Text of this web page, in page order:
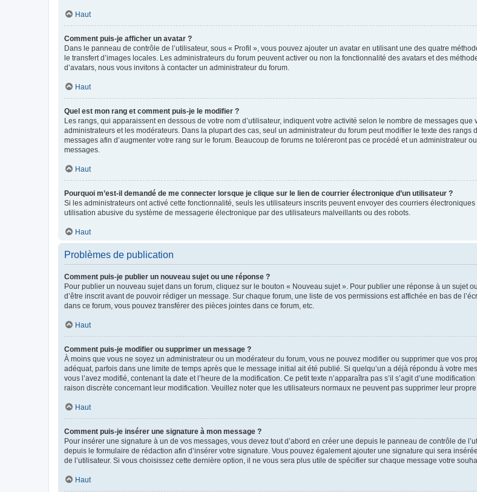
Haut
Comment puis-je afficher un avatar ?
Dans le panneau de contrôle de l’utilisateur, sous « Profil », vous pouvez ajouter un avatar en utilisant une des quatre
le transfert d’images locales. Les administrateurs du forum peuvent activer ou non la fonctionnalité des avatars et des
d’avatars, nous vous invitons à contacter un administrateur du forum.
Haut
Quel est mon rang et comment puis-je le modifier ?
Les rangs, qui apparaissent en dessous de votre nom d’utilisateur, indiquent votre activité selon le nombre de messages
administrateurs et les modérateurs. Dans la plupart des cas, seul un administrateur du forum peut modifier le texte des
messages afin d’augmenter votre rang sur le forum. Beaucoup de forums ne toléreront pas ce procédé et un administrateur
messages.
Haut
Pourquoi m’est-il demandé de me connecter lorsque je clique sur le lien de courrier électronique d’un utilisateur ?
Si les administrateurs ont activé cette fonctionnalité, seuls les utilisateurs inscrits peuvent envoyer des courriers
utilisation abusive du système de messagerie électronique par des utilisateurs malveillants ou des robots.
Haut
Problèmes de publication
Comment puis-je publier un nouveau sujet ou une réponse ?
Pour publier un nouveau sujet dans un forum, cliquez sur le bouton « Nouveau sujet ». Pour publier une réponse à un sujet
d’être inscrit avant de pouvoir rédiger un message. Sur chaque forum, une liste de vos permissions est affichée en bas de
dans ce forum, vous pouvez transférer des pièces jointes dans ce forum, etc.
Haut
Comment puis-je modifier ou supprimer un message ?
À moins que vous ne soyez un administrateur ou un modérateur du forum, vous ne pouvez modifier ou supprimer que vos
adéquat, parfois dans une limite de temps après que le message initial ait été publié. Si quelqu’un a déjà répondu à votre
vous l’avez modifié, contenant la date et l’heure de la modification. Ce petit texte n’apparaîtra pas s’il s’agit d’une
raison discrète concernant leur modification. Veuillez noter que les utilisateurs normaux ne peuvent pas supprimer leur
Haut
Comment puis-je insérer une signature à mon message ?
Pour insérer une signature à un de vos messages, vous devez tout d’abord en créer une depuis le panneau de contrôle de
depuis le formulaire de rédaction afin d’insérer votre signature. Vous pouvez également ajouter une signature qui sera
de l’utilisateur. Si vous choisissez cette dernière option, il ne vous sera plus utile de spécifier sur chaque message votre
Haut